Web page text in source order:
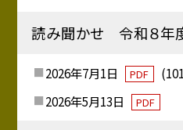
読み聞かせ 令和８年
2026年7月1日 PDF
2026年5月13日
PDF